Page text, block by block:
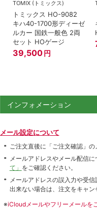
TOMIX (トミックス)
トミックス HO-9082
キハ40-1700形ディーゼ
ルカー 国鉄一般色 2両
セット HOゲージ
39,500 円
インフォメーション
メール設定について
ご注文直後に「ご注文確認」の
メールアドレスやメール配信
て」 をご確認ください。
メールアドレスの誤入力や受
出来ない場合は、注文をキャン
※iCloudメールやフリーメールを